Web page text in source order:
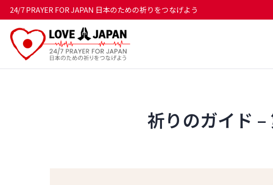
24/7 PRAYER FOR JAPAN 日本のための祈りをつなげよう
祈りのガイド –